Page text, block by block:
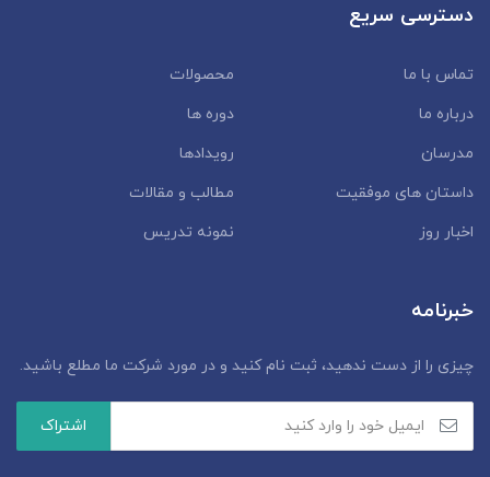
دسترسی سریع
تماس با ما
محصولات
درباره ما
دوره ها
مدرسان
رویدادها
داستان‌ های موفقیت
مطالب و مقالات
اخبار روز
نمونه تدریس
خبرنامه
چیزی را از دست ندهید، ثبت نام کنید و در مورد شرکت ما مطلع باشید.